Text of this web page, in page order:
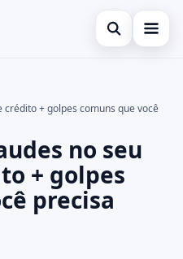
Abrir busca
ou ESC para fechar.
+ golpes comuns que você
no seu
+ golpes
precisa